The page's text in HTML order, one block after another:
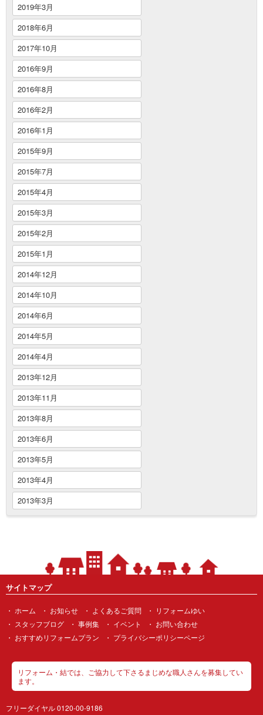
2019年3月
2018年6月
2017年10月
2016年9月
2016年8月
2016年2月
2016年1月
2015年9月
2015年7月
2015年4月
2015年3月
2015年2月
2015年1月
2014年12月
2014年10月
2014年6月
2014年5月
2014年4月
2013年12月
2013年11月
2013年8月
2013年6月
2013年5月
2013年4月
2013年3月
サイトマップ
ホーム お知らせ よくあるご質問
リフォームゆい
スタッフブログ
事例集 イベント
お問い合わせ
おすすめリフォームプラン
プライバシーポリシーページ
リフォーム・結では、ご協力して下さるまじめな職人さんを募集してい
ます。
フリーダイヤル 0120-00-9186